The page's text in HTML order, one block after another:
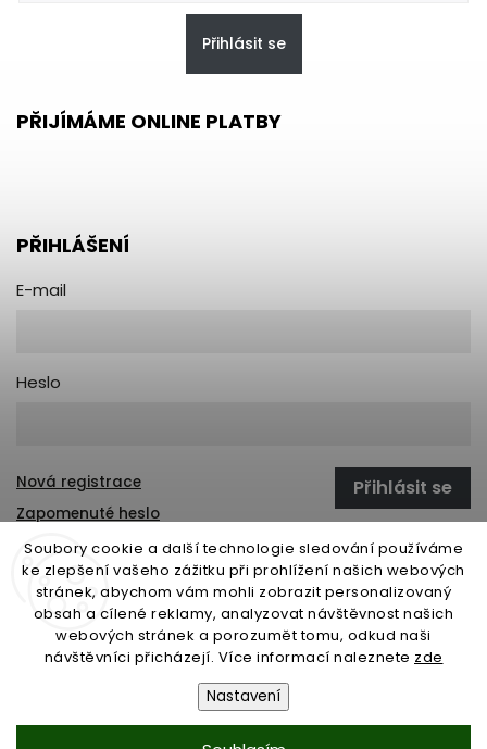
Soubory cookie a další technologie sledování používáme
ke zlepšení vašeho zážitku při prohlížení našich webových
stránek, abychom vám mohli zobrazit personalizovaný
obsah a cílené reklamy, analyzovat návštěvnost našich
webových stránek a porozumět tomu, odkud naši
návštěvníci přicházejí. Více informací naleznete zde
Nastavení
Přihlásit se
PŘIJÍMÁME ONLINE PLATBY
PŘIHLÁŠENÍ
E-mail
Heslo
Přihlásit se
Nová registrace
Zapomenuté heslo
open-gate.sk montazpohonu.sk
www.open-gate.cz